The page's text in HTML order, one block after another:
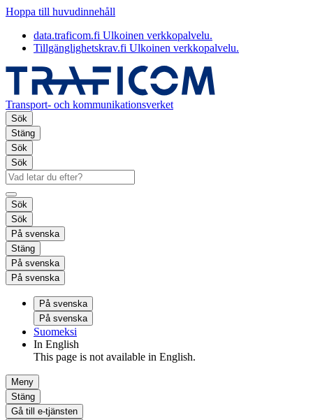
Hoppa till huvudinnehåll
data.traficom.fi Ulkoinen verkkopalvelu.
Tillgänglighetskrav.fi Ulkoinen verkkopalvelu.
Transport- och kommunikationsverket
Sök
Stäng
Sök
Sök
Sök
Sök
På svenska
Stäng
På svenska
På svenska
På svenska
På svenska
Suomeksi
In English
This page is not available in English.
Meny
Stäng
Gå till e-tjänsten